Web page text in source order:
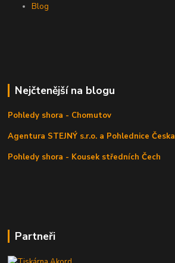
Blog
Nejčtenější na blogu
Pohledy shora - Chomutov
Agentura STEJNÝ s.r.o. a Pohlednice Česka
Pohledy shora - Kousek středních Čech
Partneři